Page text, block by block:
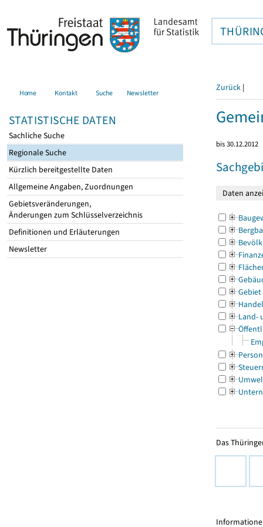
Home Kontakt Suche Newsletter
STATISTISCHE DATEN
Sachliche Suche
Regionale Suche
Kürzlich bereitgestellte Daten
Allgemeine Angaben, Zuordnungen
Gebietsveränderungen,
Änderungen zum Schlüsselverzeichnis
Definitionen und Erläuterungen
Newsletter
Zurück |
bis 30.12.2012
Gebiet
Land-
Das